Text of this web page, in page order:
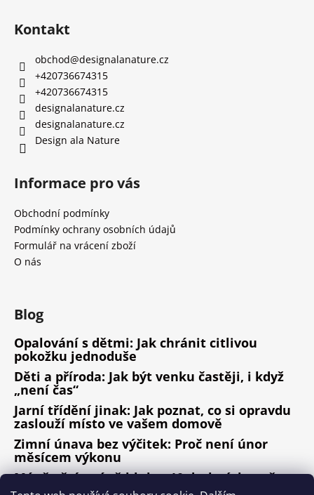
Kontakt
obchod@designalanature.cz
+420736674315
+420736674315
designalanature.cz
designalanature.cz
Design ala Nature
Informace pro vás
Obchodní podmínky
Podmínky ochrany osobních údajů
Formulář na vrácení zboží
O nás
Blog
Opalování s dětmi: Jak chránit citlivou
pokožku jednoduše
Děti a příroda: Jak být venku častěji, i když
„není čas“
Jarní třídění jinak: Jak poznat, co si opravdu
zaslouží místo ve vašem domově
Zimní únava bez výčitek: Proč není únor
měsícem výkonu
Méně věcí, méně hluku: 10 drobných změn,
které fungují